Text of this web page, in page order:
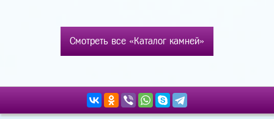
Смотреть все «Каталог камней»